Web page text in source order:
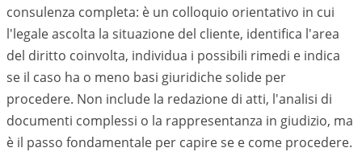
consulenza completa: è un colloquio orientativo in cui
l'legale ascolta la situazione del cliente, identifica l'area
del diritto coinvolta, individua i possibili rimedi e indica
se il caso ha o meno basi giuridiche solide per
procedere. Non include la redazione di atti, l'analisi di
documenti complessi o la rappresentanza in giudizio, ma
è il passo fondamentale per capire se e come procedere.